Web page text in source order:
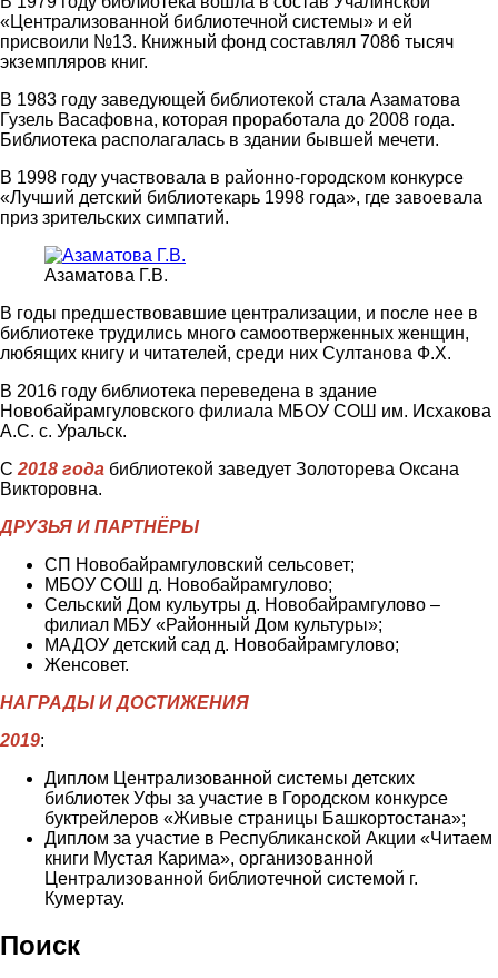
«Централизованной библиотечной системы» и ей
присвоили №13. Книжный фонд составлял 7086 тысяч
экземпляров книг.
В 1983 году заведующей библиотекой стала Азаматова
Гузель Васафовна, которая проработала до 2008 года.
Библиотека располагалась в здании бывшей мечети.
В 1998 году участвовала в районно-городском конкурсе
«Лучший детский библиотекарь 1998 года», где завоевала
приз зрительских симпатий.
Азаматова Г.В.
В годы предшествовавшие централизации, и после нее в
библиотеке трудились много самоотверженных женщин,
любящих книгу и читателей, среди них Султанова Ф.Х.
В 2016 году библиотека переведена в здание
Новобайрамгуловского филиала МБОУ СОШ им. Исхакова
А.С. с. Уральск.
С 2018 года библиотекой заведует Золоторева Оксана
Викторовна.
ДРУЗЬЯ И ПАРТНЁРЫ
СП Новобайрамгуловский сельсовет;
МБОУ СОШ д. Новобайрамгулово;
Сельский Дом кульутры д. Новобайрамгулово –
филиал МБУ «Районный Дом культуры»;
МАДОУ детский сад д. Новобайрамгулово;
Женсовет.
НАГРАДЫ И ДОСТИЖЕНИЯ
2019:
Диплом Централизованной системы детских
библиотек Уфы за участие в Городском конкурсе
буктрейлеров «Живые страницы Башкортостана»;
Диплом за участие в Республиканской Акции «Читаем
книги Мустая Карима», организованной
Централизованной библиотечной системой г.
Кумертау.
Поиск